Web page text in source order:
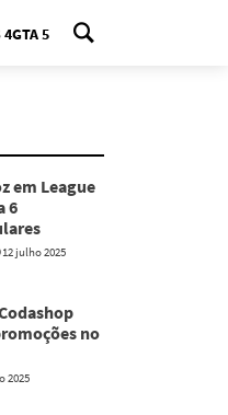
4GTA 5
em League
6
12 julho 2025
no
2025